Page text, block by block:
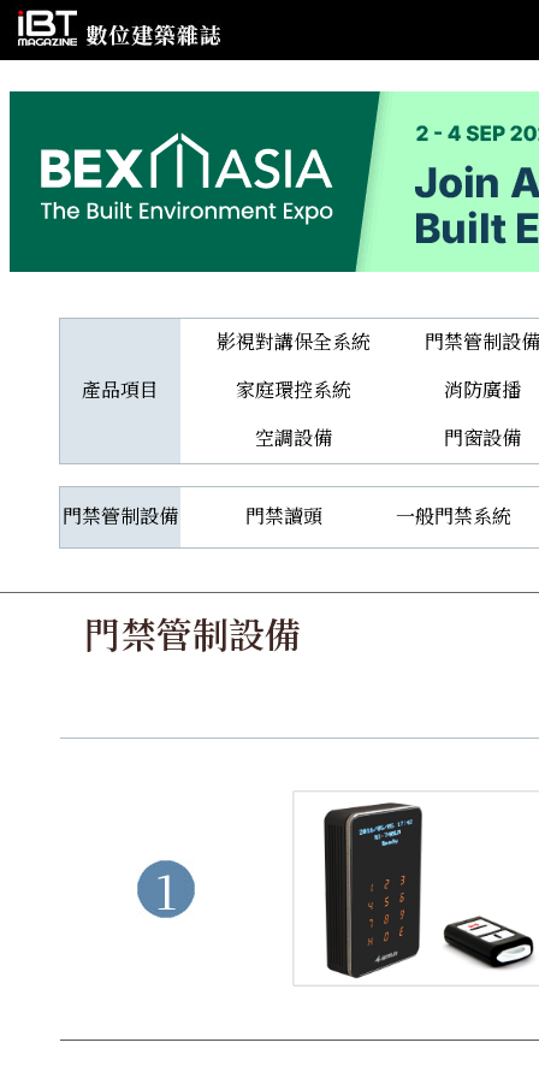
產品項目
影視對講保全系統
門禁管制設備
家庭環控系統
消防廣播
空調設備
門窗設備
門禁管制設備 門禁讀頭 一般門禁系統
門禁管制設備
1